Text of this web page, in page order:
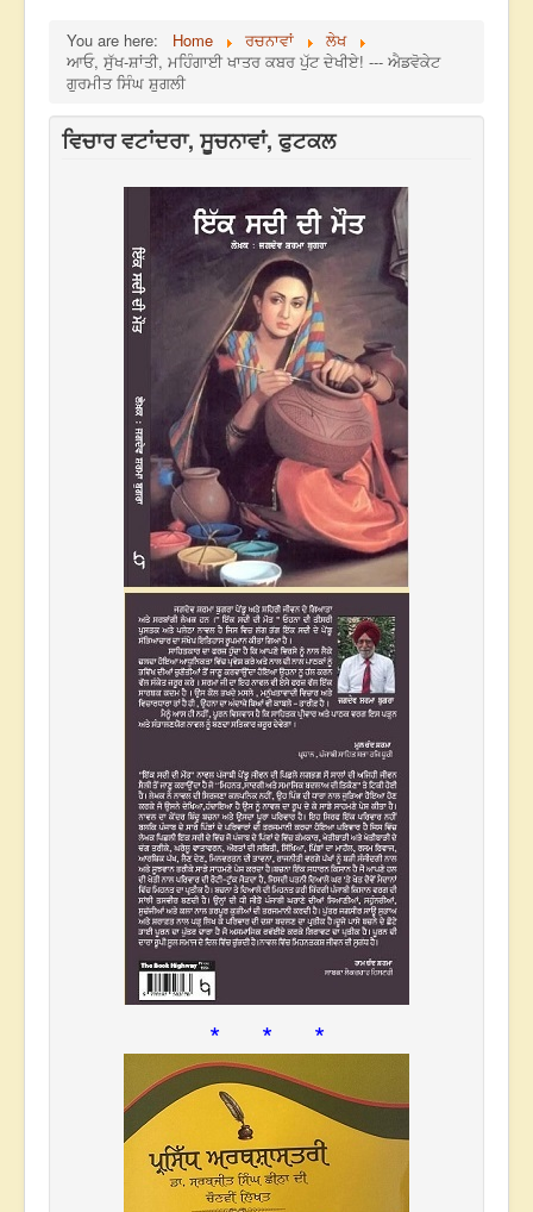
You are here: Home ਰਚਨਾਵਾਂ
ਲੇਖ
ਆਓ, ਸੁੱਖ-ਸ਼ਾਂਤੀ, ਮਹਿੰਗਾਈ ਖਾਤਰ ਕਬਰ ਪੁੱਟ ਦੇਖੀਏ! --- ਐਡਵੋਕੇਟ
ਗੁਰਮੀਤ ਸਿੰਘ ਸ਼ੁਗਲੀ
ਵਿਚਾਰ ਵਟਾਂਦਰਾ, ਸੂਚਨਾਵਾਂ, ਫੁਟਕਲ
* * *